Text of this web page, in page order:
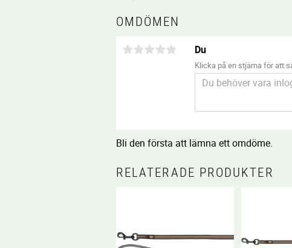
OMDÖMEN
Du
Klicka på en stjärna för att
Bli den första att lämna ett omdöme.
RELATERADE PRODUKTER